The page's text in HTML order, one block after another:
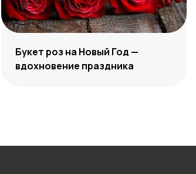
Букет роз на Новый Год —
вдохновение праздника